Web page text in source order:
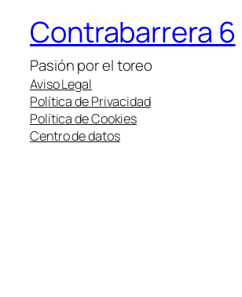
Contrabarrera 6
Pasión por el toreo
Aviso Legal
Política de Privacidad
Política de Cookies
Centro de datos